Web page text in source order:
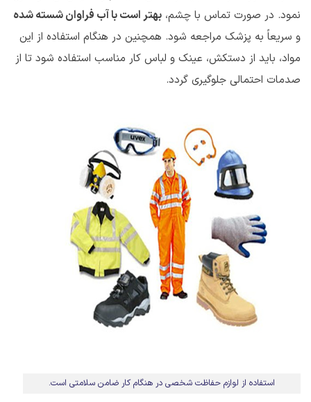
نمود. در صورت تماس با چشم، بهتر است با آب فراوان شسته شده
و سریعاً به پزشک مراجعه شود. همچنین در هنگام استفاده از این
مواد، باید از دستکش، عینک و لباس کار مناسب استفاده شود تا از
صدمات احتمالی جلوگیری گردد.
استفاده از لوازم حفاظت شخصی در هنگام کار ضامن سلامتی است.